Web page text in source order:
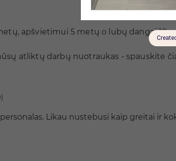
apšvietimui 5 metų o lubų dangai 10
atliktų darbų nuotraukas - spauskite
Likau nustebusi kaip greitai ir